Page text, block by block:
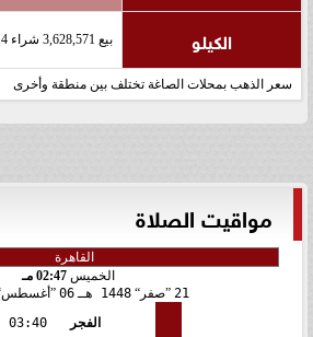
الكيلو بيع 3,628,571 شراء 3,685,714
سعر الذهب بمحلات الصاغة تختلف بين منطقة وأخرى
مواقيت الصلاة
الخميس02:47 مـ
21 صفر 1448 هـ 06 أغسطس
الفجر
03:40